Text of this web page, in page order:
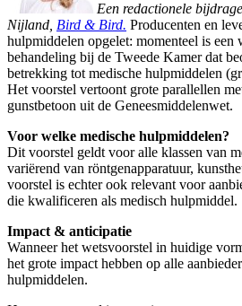
Een redactionele
Nijland, Bird & Bird. Producenten en
hulpmiddelen opgelet: momenteel is een
behandeling bij de Tweede Kamer dat
betrekking tot medische hulpmiddelen
Het voorstel vertoont grote parallellen
gunstbetoon uit de Geneesmiddelenwet.
Voor welke medische hulpmiddelen?
Dit voorstel geldt voor alle klassen van
variërend van röntgenapparatuur,
voorstel is echter ook relevant voor
die kwalificeren als medisch hulpmiddel.
Impact & anticipatie
Wanneer het wetsvoorstel in huidige
het grote impact hebben op alle
hulpmiddelen.